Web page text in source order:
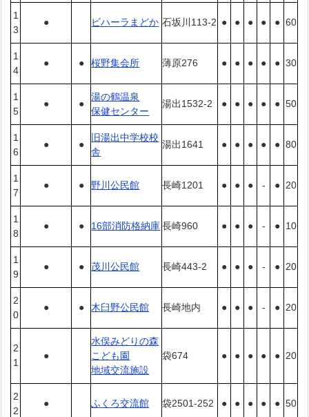
1
3
● ビハーラまどか 石坂川113-2 ● ● ● ● ● 60
1
4
● ● 桜野集会所 薄原276 ● ● ● ● ● 30
1
5
● ●
湯の鶴温泉
保健センター
湯出1532-2 ● ● ● ● ● 50
1
6
● ●
旧湯出中学校校
舎
湯出1641 ● ● ● ● ● 80
1
7
● ● 野川公民館 長崎1201 ● ● ● - ● 20
1
8
● ● 16部消防格納庫 長崎960 ● ● ● - ● 10
1
9
● ● 茂川公民館 長崎443-2 ● ● ● - ● 20
2
0
● ● 木臼野公民館 長崎地内 ● ● ● - ● 20
2
1
●
水俣みどりの森
こども園
地域交流施設
袋674 ● ● ● ● ● 20
2
2
● ふくろ交流館 袋2501-252 ● ● ● ● ● 50